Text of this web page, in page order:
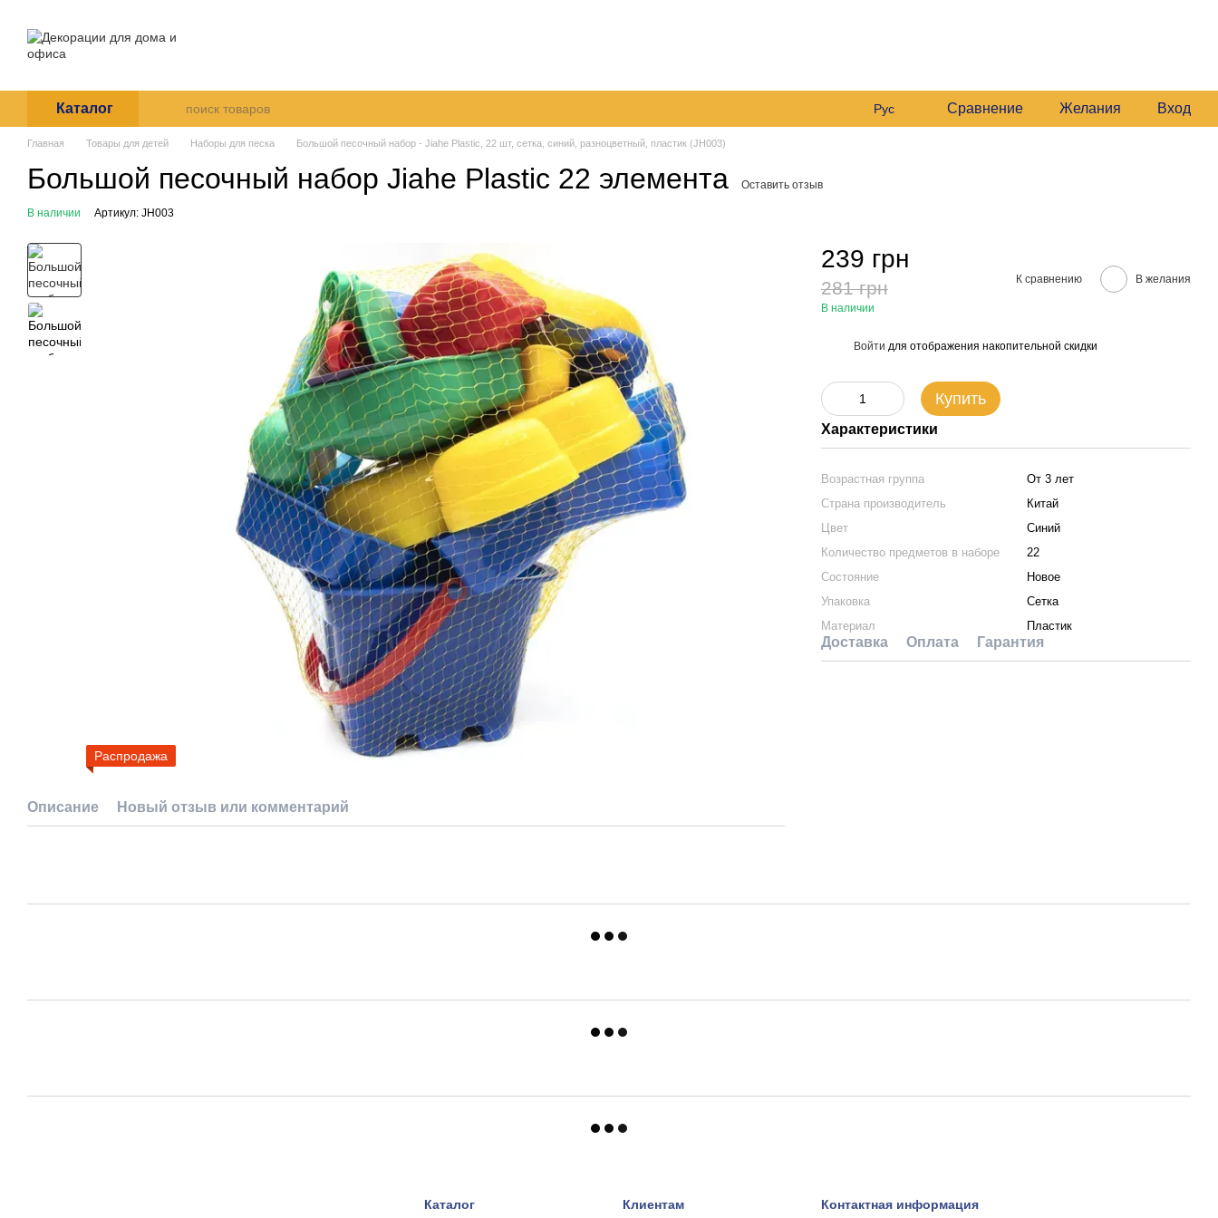
Каталог Рус Сравнение Желания Вход
Главная Товары для детей Наборы для песка Большой песочный набор - Jiahe Plastic, 22 шт, сетка, синий, разноцветный, пластик (JH003)
Большой песочный набор Jiahe Plastic 22 элемента Оставить отзыв
В наличии Артикул: JH003
Распродажа
Описание Новый отзыв или комментарий
239 грн
281 грн
В наличии
К сравнению В желания
Войти для отображения накопительной скидки
Купить
Характеристики
Возрастная группа
От 3 лет
Страна производитель
Китай
Цвет
Синий
Количество предметов в наборе
22
Состояние
Новое
Упаковка
Сетка
Материал
Пластик
Доставка Оплата Гарантия
Каталог Клиентам Контактная информация